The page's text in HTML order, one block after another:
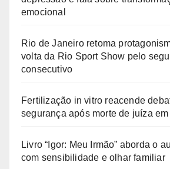
emocional
Rio de Janeiro retoma
volta da Rio Sport Show pelo
consecutivo
Fertilização in vitro reacende
segurança após morte de juíza
Livro “Igor: Meu Irmão” aborda o
com sensibilidade e olhar familiar